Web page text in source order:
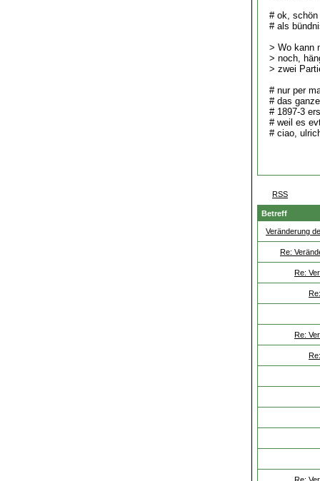
# ok, schön
# als
> Wo kann
> noch,
> zwei
# nur per
# das
# 1897-3
# weil es
# ciao,
RSS
Betreff
Veränderung
Re:
Re:
Re:
Re: